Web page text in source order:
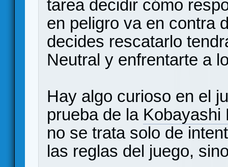
tarea decidir cómo
en peligro va en contra
decides rescatarlo
Neutral y enfrentarte a
Hay algo curioso en el
prueba de la Kobayashi
no se trata solo de
las reglas del juego,